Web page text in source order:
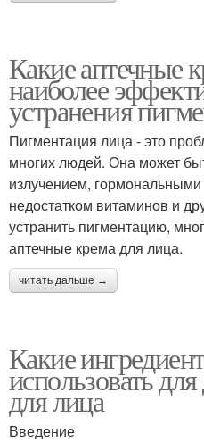
Какие аптечные
наиболее
устранения
Пигментация лица - это
многих людей. Она может
излучением,
недостатком витаминов и
устранить пигментацию,
аптечные крема для лица.
читать дальше →
Какие
использовать
для лица
Введение